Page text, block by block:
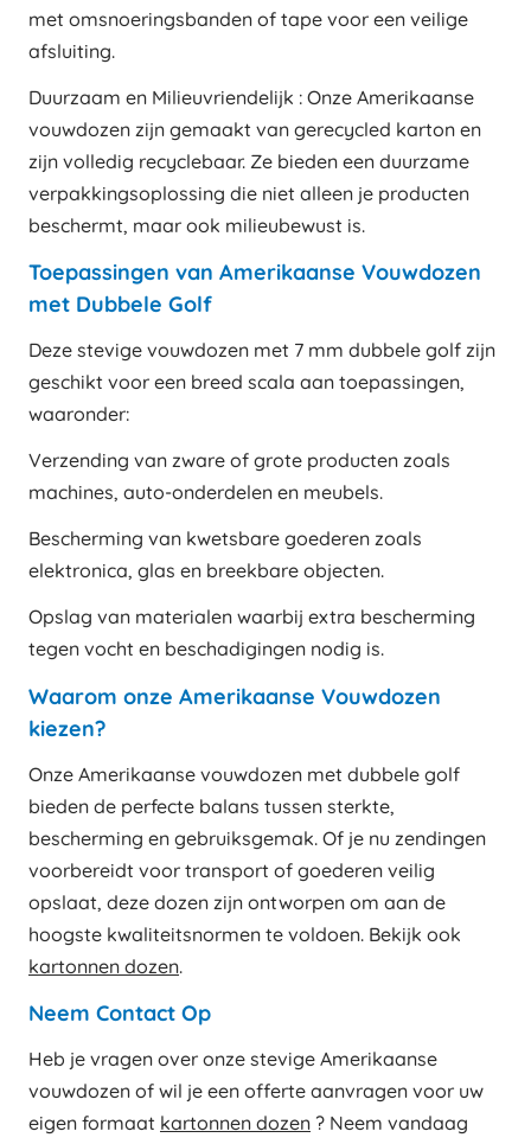
met omsnoeringsbanden of tape voor een veilige
afsluiting.
Duurzaam en Milieuvriendelijk : Onze Amerikaanse
vouwdozen zijn gemaakt van gerecycled karton en
zijn volledig recyclebaar. Ze bieden een duurzame
verpakkingsoplossing die niet alleen je producten
beschermt, maar ook milieubewust is.
Toepassingen van Amerikaanse Vouwdozen
met Dubbele Golf
Deze stevige vouwdozen met 7 mm dubbele golf zijn
geschikt voor een breed scala aan toepassingen,
waaronder:
Verzending van zware of grote producten zoals
machines, auto-onderdelen en meubels.
Bescherming van kwetsbare goederen zoals
elektronica, glas en breekbare objecten.
Opslag van materialen waarbij extra bescherming
tegen vocht en beschadigingen nodig is.
Waarom onze Amerikaanse Vouwdozen
kiezen?
Onze Amerikaanse vouwdozen met dubbele golf
bieden de perfecte balans tussen sterkte,
bescherming en gebruiksgemak. Of je nu zendingen
voorbereidt voor transport of goederen veilig
opslaat, deze dozen zijn ontworpen om aan de
hoogste kwaliteitsnormen te voldoen. Bekijk ook
kartonnen dozen.
Neem Contact Op
Heb je vragen over onze stevige Amerikaanse
vouwdozen of wil je een offerte aanvragen voor uw
eigen formaat kartonnen dozen ? Neem vandaag